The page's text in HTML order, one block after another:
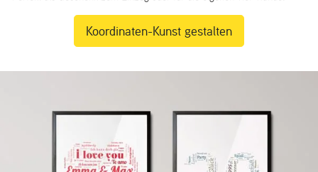
Koordinaten-Kunst gestalten